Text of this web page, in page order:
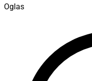
Oglas